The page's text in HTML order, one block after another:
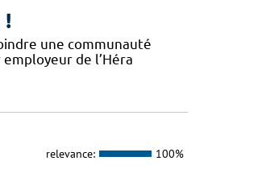
!
une communauté
de l’Héra
relevance: 100%